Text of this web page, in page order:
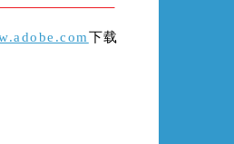
下载